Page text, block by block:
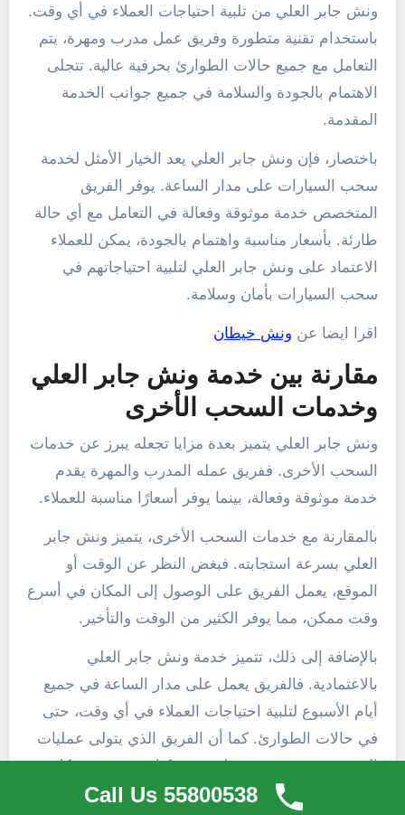
ونش جابر العلي من تلبية احتياجات العملاء في أي وقت.
باستخدام تقنية متطورة وفريق عمل مدرب ومهرة، يتم
التعامل مع جميع حالات الطوارئ بحرفية عالية. تتجلى
الاهتمام بالجودة والسلامة في جميع جوانب الخدمة
المقدمة.
باختصار، فإن ونش جابر العلي يعد الخيار الأمثل لخدمة
سحب السيارات على مدار الساعة. يوفر الفريق
المتخصص خدمة موثوقة وفعالة في التعامل مع أي حالة
طارئة. بأسعار مناسبة واهتمام بالجودة، يمكن للعملاء
الاعتماد على ونش جابر العلي لتلبية احتياجاتهم في
سحب السيارات بأمان وسلامة.
اقرا ايضا عن ونش خيطان
مقارنة بين خدمة ونش جابر العلي
وخدمات السحب الأخرى
ونش جابر العلي يتميز بعدة مزايا تجعله يبرز عن خدمات
السحب الأخرى. ففريق عمله المدرب والمهرة يقدم
خدمة موثوقة وفعالة، بينما يوفر أسعارًا مناسبة للعملاء.
بالمقارنة مع خدمات السحب الأخرى، يتميز ونش جابر
العلي بسرعة استجابته. فبغض النظر عن الوقت أو
الموقع، يعمل الفريق على الوصول إلى المكان في أسرع
وقت ممكن، مما يوفر الكثير من الوقت والتأخير.
بالإضافة إلى ذلك، تتميز خدمة ونش جابر العلي
بالاعتمادية. فالفريق يعمل على مدار الساعة في جميع
أيام الأسبوع لتلبية احتياجات العملاء في أي وقت، حتى
في حالات الطوارئ. كما أن الفريق الذي يتولى عمليات
السحب مجهز بتقنية متطورة ومركبات مجهزة بشكل
جيد، مما يضمن تقديم خدمة سريعة وموثوقة.
Call Us 55800538